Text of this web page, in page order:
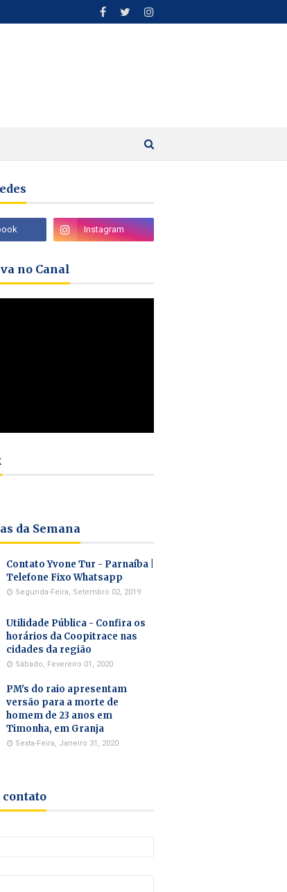
no Canal
da Semana
Contato Yvone Tur - Parnaíba |
Telefone Fixo Whatsapp
Segunda-Feira, Setembro 02, 2019
Utilidade Pública - Confira os
horários da Coopitrace nas
cidades da região
Sábado, Fevereiro 01, 2020
PM's do raio apresentam
versão para a morte de
homem de 23 anos em
Timonha, em Granja
Sexta-Feira, Janeiro 31, 2020